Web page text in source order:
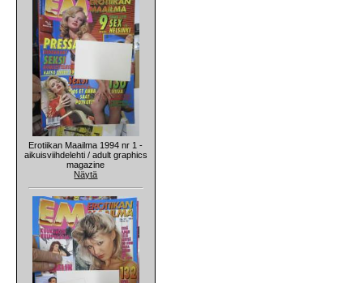
Erotiikan Maailma 1994 nr 1 -
aikuisviihdelehti / adult graphics
magazine
Näytä